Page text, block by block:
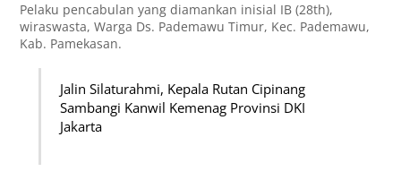
Pelaku pencabulan yang diamankan inisial IB (28th),
wiraswasta, Warga Ds. Pademawu Timur, Kec. Pademawu,
Kab. Pamekasan.
Jalin Silaturahmi, Kepala Rutan Cipinang
Sambangi Kanwil Kemenag Provinsi DKI
Jakarta